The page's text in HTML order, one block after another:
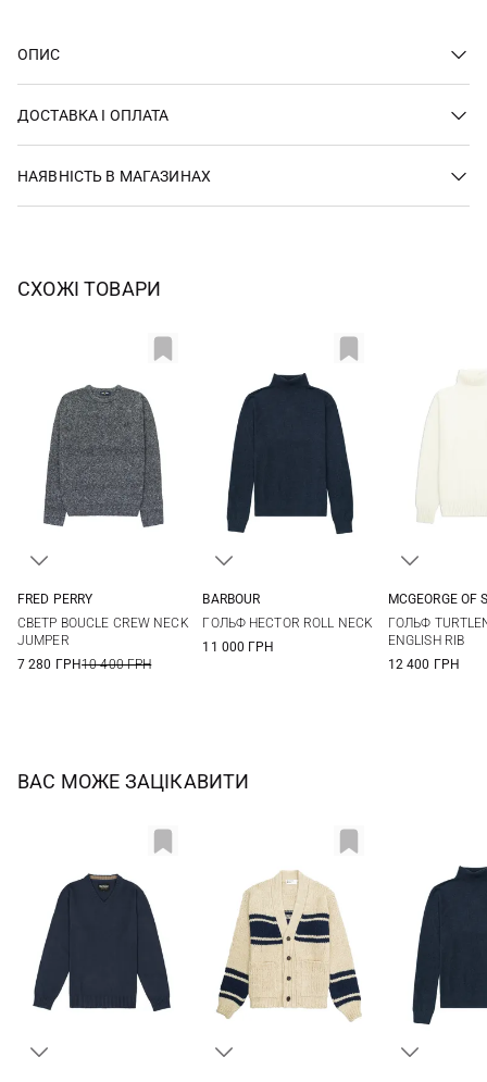
ОПИС
ДОСТАВКА І ОПЛАТА
НАЯВНІСТЬ В МАГАЗИНАХ
СХОЖІ ТОВАРИ
FRED PERRY
СВЕТР BOUCLE CREW NECK
JUMPER
7 280 ГРН10 400 ГРН
BARBOUR
ГОЛЬФ HECTOR ROLL NECK
11 000 ГРН
MCGEORGE OF
ГОЛЬФ
ENGLISH RIB
12 400 ГРН
ВАС МОЖЕ ЗАЦІКАВИТИ